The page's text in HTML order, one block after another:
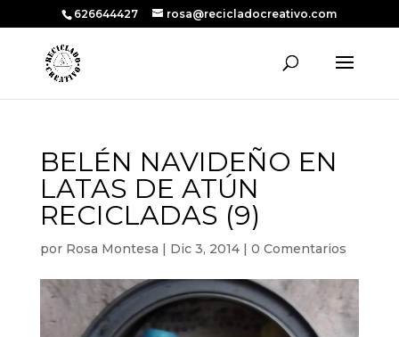
626644427 rosa@recicladocreativo.com
BELÉN NAVIDEÑO EN
LATAS DE ATÚN
RECICLADAS (9)
por Rosa Montesa | Dic 3, 2014| 0 Comentarios